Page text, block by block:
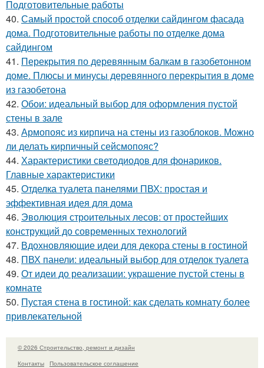
Подготовительные работы
40. Самый простой способ отделки сайдингом фасада
дома. Подготовительные работы по отделке дома
сайдингом
41. Перекрытия по деревянным балкам в газобетонном
доме. Плюсы и минусы деревянного перекрытия в доме
из газобетона
42. Обои: идеальный выбор для оформления пустой
стены в зале
43. Армопояс из кирпича на стены из газоблоков. Можно
ли делать кирпичный сейсмопояс?
44. Характеристики светодиодов для фонариков.
Главные характеристики
45. Отделка туалета панелями ПВХ: простая и
эффективная идея для дома
46. Эволюция строительных лесов: от простейших
конструкций до современных технологий
47. Вдохновляющие идеи для декора стены в гостиной
48. ПВХ панели: идеальный выбор для отделок туалета
49. От идеи до реализации: украшение пустой стены в
комнате
50. Пустая стена в гостиной: как сделать комнату более
привлекательной
© 2026 Строительство, ремонт и дизайн
Контакты
Пользовательское соглашение